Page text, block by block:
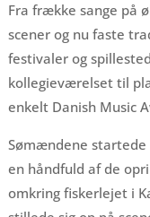
Fra frække sange på
scener og nu faste
festivaler og
kollegieværelset til
enkelt Danish Music
Sømændene startede
en håndfuld af de
omkring fiskerlejet i